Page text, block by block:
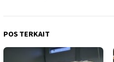
POS TERKAIT